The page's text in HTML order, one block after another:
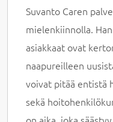
Suvanto Caren
mielenkiinnolla.
asiakkaat ovat
naapureilleen
voivat pitää entistä
sekä